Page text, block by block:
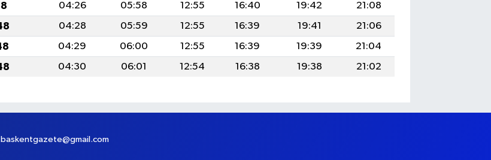
04:26 05:58 12:55 16:40 19:42
21:08
04:28 05:59 12:55 16:39 19:41
21:06
04:29 06:00 12:55 16:39 19:39
21:04
04:30 06:01 12:54 16:38 19:38 21:02
baskentgazete@gmail.com